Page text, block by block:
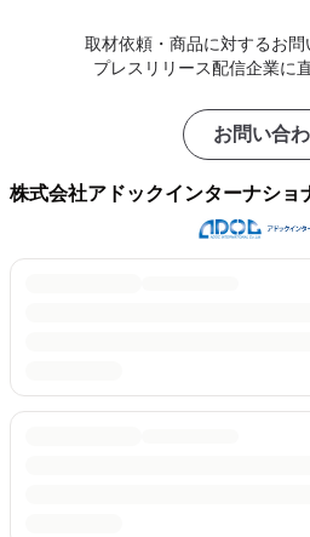
取材依頼・商品に対するお問
プレスリリース配信企業に
お問い合
株式会社アドックインターナショ